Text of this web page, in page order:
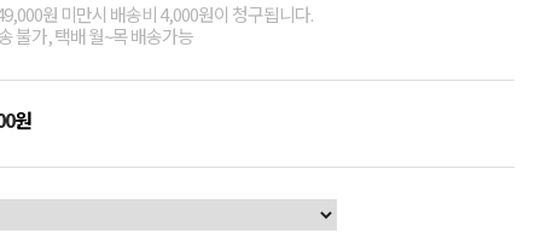
원 미만시 배송비 4,000원이 청구됩니다.
불가, 택배 월~목 배송가능
원